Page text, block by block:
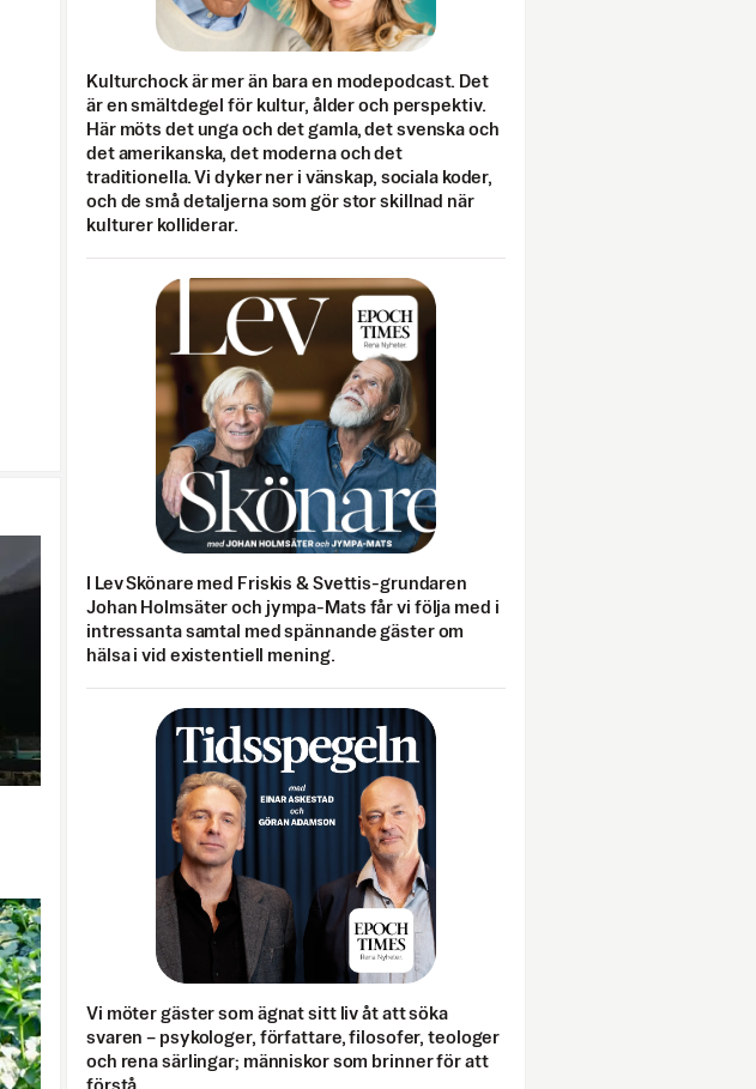
Kulturchock är mer än bara en modepodcast. Det
är en smältdegel för kultur, ålder och perspektiv.
Här möts det unga och det gamla, det svenska och
det amerikanska, det moderna och det
traditionella. Vi dyker ner i vänskap, sociala koder,
och de små detaljerna som gör stor skillnad när
kulturer kolliderar.
I Lev Skönare med Friskis & Svettis-grundaren
Johan Holmsäter och jympa-Mats får vi följa med i
intressanta samtal med spännande gäster om
hälsa i vid existentiell mening.
Vi möter gäster som ägnat sitt liv åt att söka
svaren – psykologer, författare, filosofer, teologer
och rena särlingar; människor som brinner för att